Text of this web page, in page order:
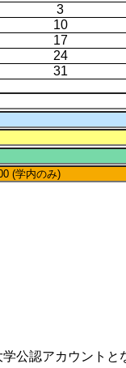
3
10
17
24
31
学公認アカウント